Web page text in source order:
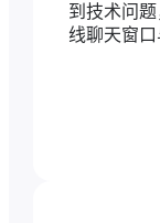
到技术问
线聊天窗口